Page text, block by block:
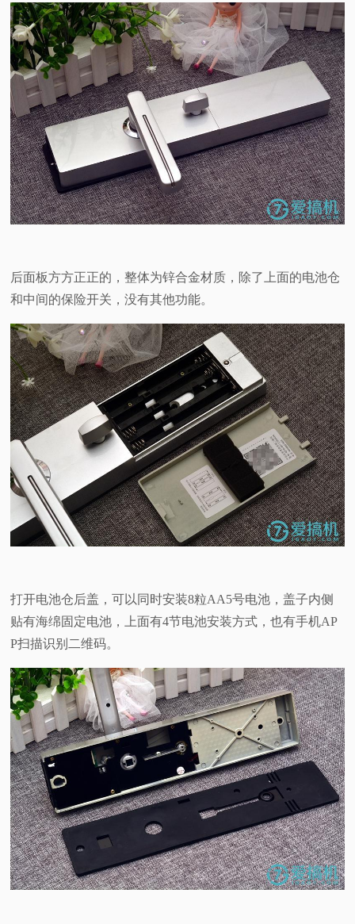
后面板方方正正的，整体为锌合金材质，除了上面的电池仓
和中间的保险开关，没有其他功能。
打开电池仓后盖，可以同时安装8粒AA5号电池，盖子内侧
贴有海绵固定电池，上面有4节电池安装方式，也有手机AP
P扫描识别二维码。